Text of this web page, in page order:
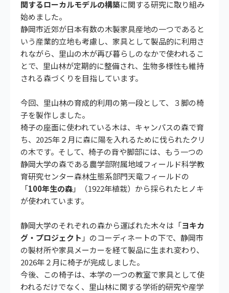
関するローカルモデルの構築に関する研究に取り組み
始めました。
静岡市近郊が日本有数の木製家具産地の一つであると
いう産業的立地も考慮し、家具として製品的に利用さ
れながら、里山の木が再び暮らしのなかで使われるこ
とで、里山林が定期的に整備され、生物多様性も維持
される森づくりを目指しています。
今回、里山林の育成的利用の第一段として、３脚の椅
子を製作しました。
椅子の座面に使われている木は、キャンパスの森で育
ち、2025年２月に森に陽を入れるために伐られたクリ
の木です。そして、椅子の背や脚部には、もう一つの
静岡大学の森である農学部附属地域フィールド科学教
育研究センター森林生態系部門天竜フィールドの
「100年生の森」（1922年植栽）から採られたヒノキ
が使われています。
静岡大学のそれぞれの森から運ばれた木々は「ヨキカ
グ・プロジェクト 」のコーディネートの下で、静岡市
の製材所や家具メーカーを経て製品に生まれ変わり、
2026年２月に椅子が完成しました。
今後、この椅子は、本学の一つの教室で家具として使
われるだけでなく、里山林に関する学術的研究や産学